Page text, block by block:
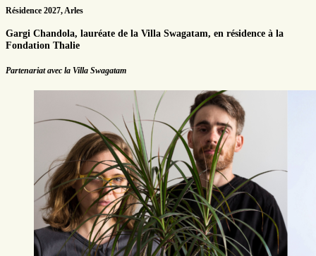
Résidence 2027, Arles
Gargi Chandola, lauréate de la Villa Swagatam, en résidence à la
Fondation Thalie
Partenariat avec la Villa Swagatam